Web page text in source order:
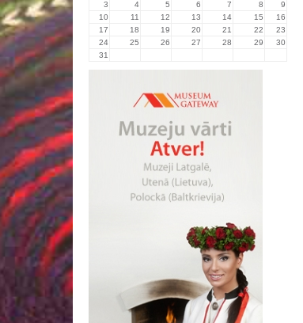
3
4 5 6 7 8
9
10
11 12 13 14 15
16
17
18 19 20 21 22
23
24
25 26 27 28 29
30
31